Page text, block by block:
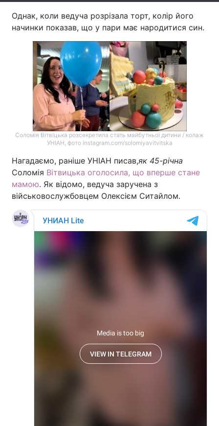
Послуги
Тема оформлення
Однак, коли ведуча розрізала торт, колір його
начинки показав, що у пари має народитися син.
Соломія Вітвіцька розсекретила стать майбутньої дитини / колаж
УНІАН, фото instagram.com/solomiyavitvitska
Нагадаємо, раніше УНІАН писав,як 45-річна
Соломія Вітвицька оголосила, що вперше стане
мамою. Як відомо, ведуча заручена з
військовослужбовцем Олексієм Ситайлом.